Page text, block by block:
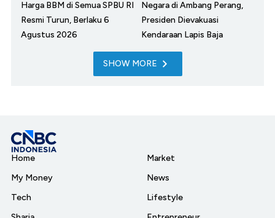
Harga BBM di Semua SPBU RI
Resmi Turun, Berlaku 6
Agustus 2026
Negara di Ambang Perang,
Presiden Dievakuasi
Kendaraan Lapis Baja
SHOW MORE
Home
My Money
Tech
Market
News
Lifestyle